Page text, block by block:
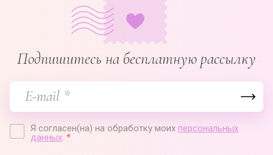
Подпишитесь на бесплатную рассылку
Я согласен(на) на обработку моих персональных
данных. *